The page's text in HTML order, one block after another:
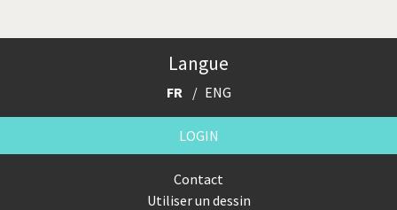
Langue
FR ENG
LOGIN
Contact
Utiliser un dessin